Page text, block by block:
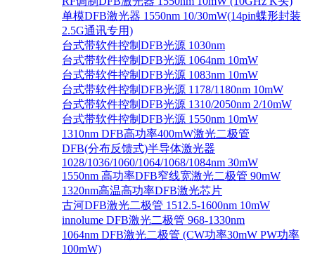
单模DFB激光器 1550nm 10/30mW(14pin蝶形封装
2.5G通讯专用)
台式带软件控制DFB光源 1030nm
台式带软件控制DFB光源 1064nm 10mW
台式带软件控制DFB光源 1083nm 10mW
台式带软件控制DFB光源 1178/1180nm 10mW
台式带软件控制DFB光源 1310/2050nm 2/10mW
台式带软件控制DFB光源 1550nm 10mW
1310nm DFB高功率400mW激光二极管
DFB(分布反馈式)半导体激光器
1028/1036/1060/1064/1068/1084nm 30mW
1550nm 高功率DFB窄线宽激光二极管 90mW
1320nm高温高功率DFB激光芯片
古河DFB激光二极管 1512.5-1600nm 10mW
innolume DFB激光二极管 968-1330nm
1064nm DFB激光二极管 (CW功率30mW PW功率
100mW)